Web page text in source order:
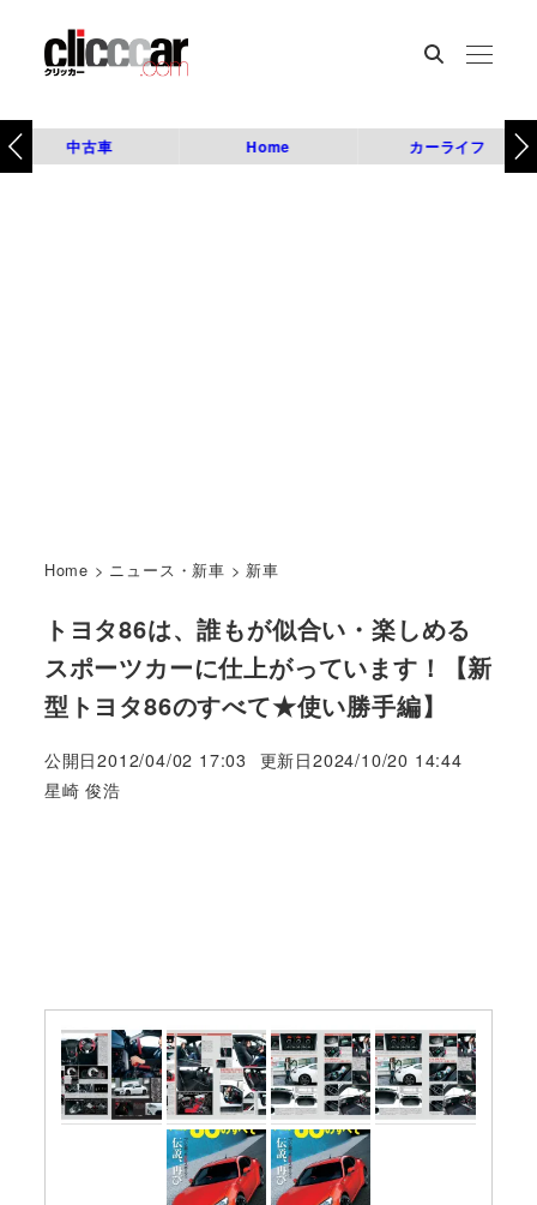
中古車 Home カーライフ
Home > ニュース・新車 > 新車
トヨタ86は、誰もが似合い・楽しめる
スポーツカーに仕上がっています！【新
型トヨタ86のすべて★使い勝手編】
公開日2012/04/02 17:03 更新日2024/10/20 14:44
著
星崎 俊浩